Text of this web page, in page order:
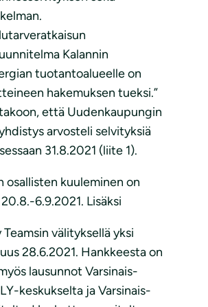
Kalannin
tuotantoalueelle on
hakemuksen tueksi.”
että Uudenkaupungin
arvosteli selvityksiä
31.8.2021 (liite 1).
osallisten kuuleminen on
6.9.2021. Lisäksi
välityksellä yksi
28.6.2021. Hankkeesta on
lausunnot Varsinais-
keskukselta ja Varsinais-